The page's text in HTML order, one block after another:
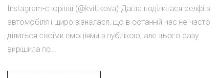
Instagram-сторінці (@kvittkova) Даша поділилася селфі з
автомобіля і щиро зізналася, що в останній час не часто
ділиться своїми емоціями з публікою, але цього разу
вирішила по...